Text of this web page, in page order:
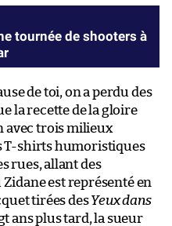
tournée de shooters à
de toi, on a perdu des
la recette de la gloire
avec trois milieux
T-shirts humoristiques
rues, allant des
est représenté en
tirées desYeux dans
ans plus tard, la sueur